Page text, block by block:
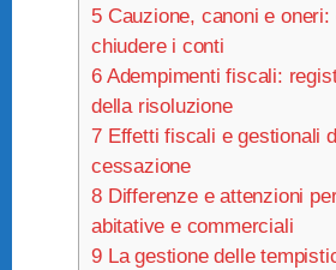
5Cauzione, canoni e oneri:
chiudere i conti
6Adempimenti fiscali:
della risoluzione
7Effetti fiscali e gestionali
cessazione
8Differenze e attenzioni
abitative e commerciali
9La gestione delle